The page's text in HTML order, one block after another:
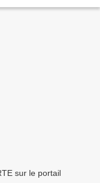
sur le portail